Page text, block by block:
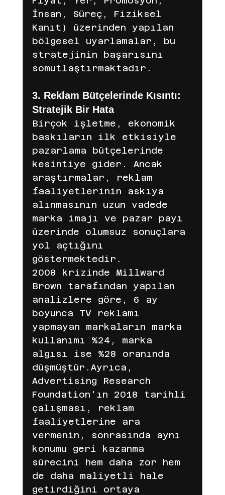
İnsan, Süreç, Fiziksel
Kanıt) üzerinden yapılan
bölgesel uyarlamalar, bu
stratejinin başarısını
somutlaştırmaktadır.
3. Reklam Bütçelerinde Kısıntı:
Stratejik Bir Hata
Birçok işletme, ekonomik
baskıların ilk etkisiyle
pazarlama bütçelerinde
kesintiye gider. Ancak
araştırmalar, reklam
faaliyetlerinin askıya
alınmasının uzun vadede
marka imajı ve pazar payı
üzerinde olumsuz sonuçlara
yol açtığını
göstermektedir.
2008 krizinde Millward
Brown tarafından yapılan
analizlere göre, 6 ay
boyunca TV reklamı
yapmayan markaların marka
kullanımı %24, marka
algısı ise %28 oranında
düşmüştür.Ayrıca,
Advertising Research
Foundation'ın 2018 tarihli
çalışması, reklam
faaliyetlerine ara
vermenin, sonrasında aynı
konumu geri kazanma
sürecini hem daha zor hem
de daha maliyetli hale
getirdiğini ortaya